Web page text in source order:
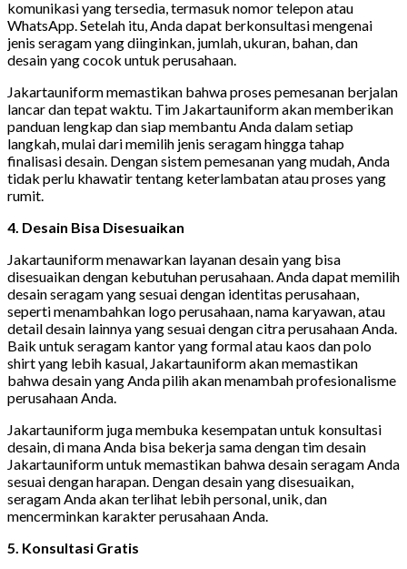
komunikasi yang tersedia, termasuk nomor telepon atau
WhatsApp. Setelah itu, Anda dapat berkonsultasi mengenai
jenis seragam yang diinginkan, jumlah, ukuran, bahan, dan
desain yang cocok untuk perusahaan.
Jakartauniform memastikan bahwa proses pemesanan berjalan
lancar dan tepat waktu. Tim Jakartauniform akan memberikan
panduan lengkap dan siap membantu Anda dalam setiap
langkah, mulai dari memilih jenis seragam hingga tahap
finalisasi desain. Dengan sistem pemesanan yang mudah, Anda
tidak perlu khawatir tentang keterlambatan atau proses yang
rumit.
4. Desain Bisa Disesuaikan
Jakartauniform menawarkan layanan desain yang bisa
disesuaikan dengan kebutuhan perusahaan. Anda dapat memilih
desain seragam yang sesuai dengan identitas perusahaan,
seperti menambahkan logo perusahaan, nama karyawan, atau
detail desain lainnya yang sesuai dengan citra perusahaan Anda.
Baik untuk seragam kantor yang formal atau kaos dan polo
shirt yang lebih kasual, Jakartauniform akan memastikan
bahwa desain yang Anda pilih akan menambah profesionalisme
perusahaan Anda.
Jakartauniform juga membuka kesempatan untuk konsultasi
desain, di mana Anda bisa bekerja sama dengan tim desain
Jakartauniform untuk memastikan bahwa desain seragam Anda
sesuai dengan harapan. Dengan desain yang disesuaikan,
seragam Anda akan terlihat lebih personal, unik, dan
mencerminkan karakter perusahaan Anda.
5. Konsultasi Gratis